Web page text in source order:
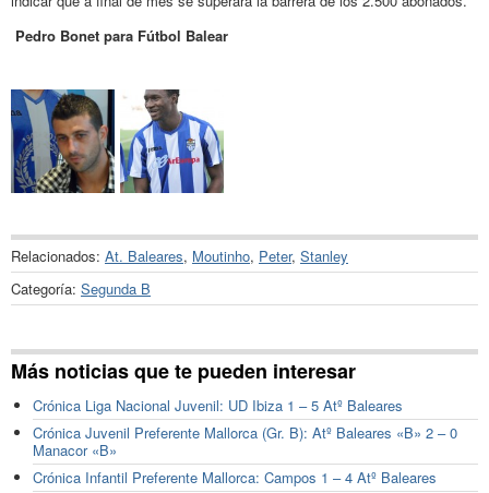
Pedro Bonet para Fútbol Balear
Relacionados: At. Baleares, Moutinho, Peter, Stanley
Categoría: Segunda B
Más noticias que te pueden interesar
Crónica Liga Nacional Juvenil: UD Ibiza 1 – 5 Atº Baleares
Crónica Juvenil Preferente Mallorca (Gr. B): Atº Baleares «B» 2 – 0
Manacor «B»
Crónica Infantil Preferente Mallorca: Campos 1 – 4 Atº Baleares